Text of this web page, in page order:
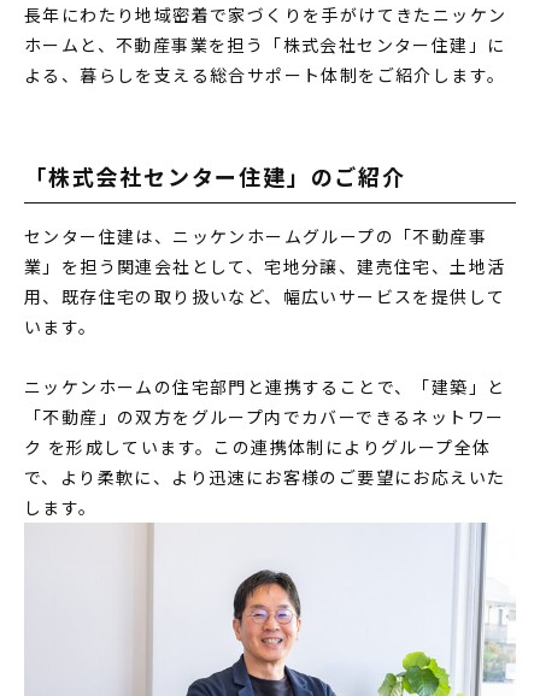
MODEL HOUSE
モデルハウス一覧
今伊勢町モデルハウス 2階建て
長年にわたり地域密着で家づくりを手がけてきたニッケン
ホームと、不動産事業を担う「株式会社センター住建」に
よる、暮らしを支える総合サポート体制をご紹介します。
「株式会社センター住建」のご紹介
センター住建は、ニッケンホームグループの「不動産事
業」を担う関連会社として、宅地分譲、建売住宅、土地活
用、既存住宅の取り扱いなど、幅広いサービスを提供して
います。
ニッケンホームの住宅部門と連携することで、「建築」と
「不動産」の双方をグループ内でカバーできるネットワー
ク を形成しています。この連携体制によりグループ全体
で、より柔軟に、より迅速にお客様のご要望にお応えいた
します。